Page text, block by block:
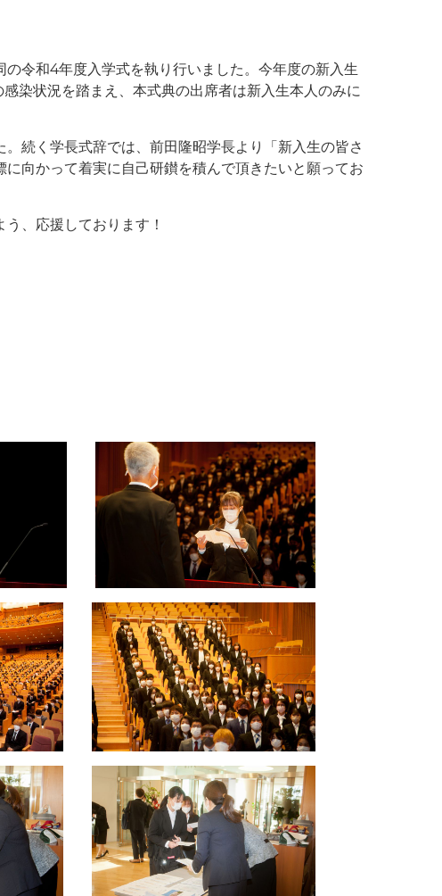
令和4年度入学式を執り行いました。今年度の新入生
染状況を踏まえ、本式典の出席者は新入生本人のみに
続く学長式辞では、前田隆昭学長より「新入生の皆さ
向かって着実に自己研鑚を積んで頂きたいと願ってお
、応援しております！